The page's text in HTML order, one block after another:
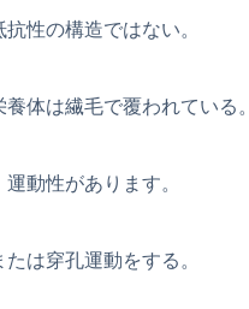
性の構造ではない。
体は繊毛で覆われている。
動性があります。
たは穿孔運動をする。